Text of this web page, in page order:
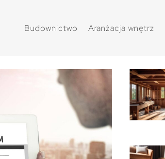
Budownictwo Aranżacja wnętrz